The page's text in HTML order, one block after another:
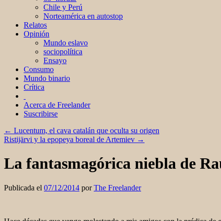
Chile y Perú
Norteamérica en autostop
Relatos
Opinión
Mundo eslavo
sociopolítica
Ensayo
Consumo
Mundo binario
Crítica
Acerca de Freelander
Suscribirse
← Lucentum, el cava catalán que oculta su origen
Ristijärvi y la epopeya boreal de Artemiev →
La fantasmagórica niebla de
Publicada el 07/12/2014 por The Freelander